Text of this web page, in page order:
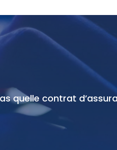
quelle contrat